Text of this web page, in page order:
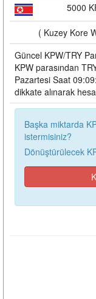
5000
( Kuzey Kore
Güncel KPW/TRY
KPW parasından
Pazartesi Saat
dikkate alınarak
Başka miktarda
istermisiniz?
Dönüştürülecek